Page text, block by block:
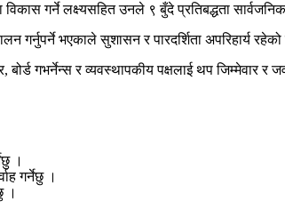
गर्ने लक्ष्यसहित उनले ९ बुँदे प्रतिबद्धता
गर्नुपर्ने भएकाले सुशासन र पारदर्शिता अपरिहार्य
गभर्नेन्स र व्यवस्थापकीय पक्षलाई थप जिम्मेवार र
।
गर्नेछु ।
।